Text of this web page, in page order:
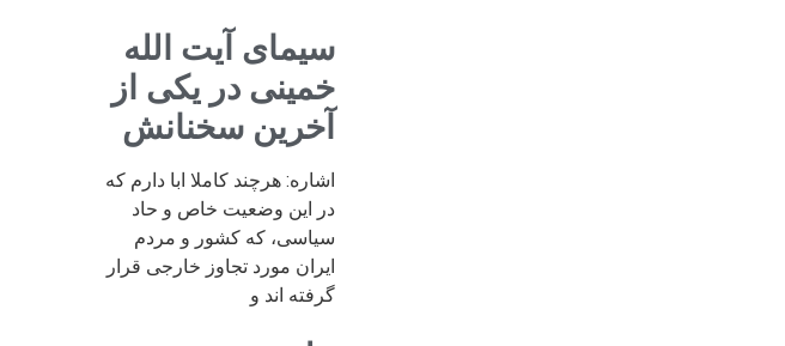
سیمای آیت الله
خمینی در یکی از
آخرین سخنانش
اشاره: هرچند کاملا ابا دارم که
در این وضعیت خاص و حاد
سیاسی، که کشور و مردم
ایران مورد تجاوز خارجی قرار
گرفته اند و